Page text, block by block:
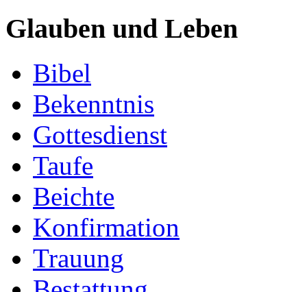
Glauben und Leben
Bibel
Bekenntnis
Gottesdienst
Taufe
Beichte
Konfirmation
Trauung